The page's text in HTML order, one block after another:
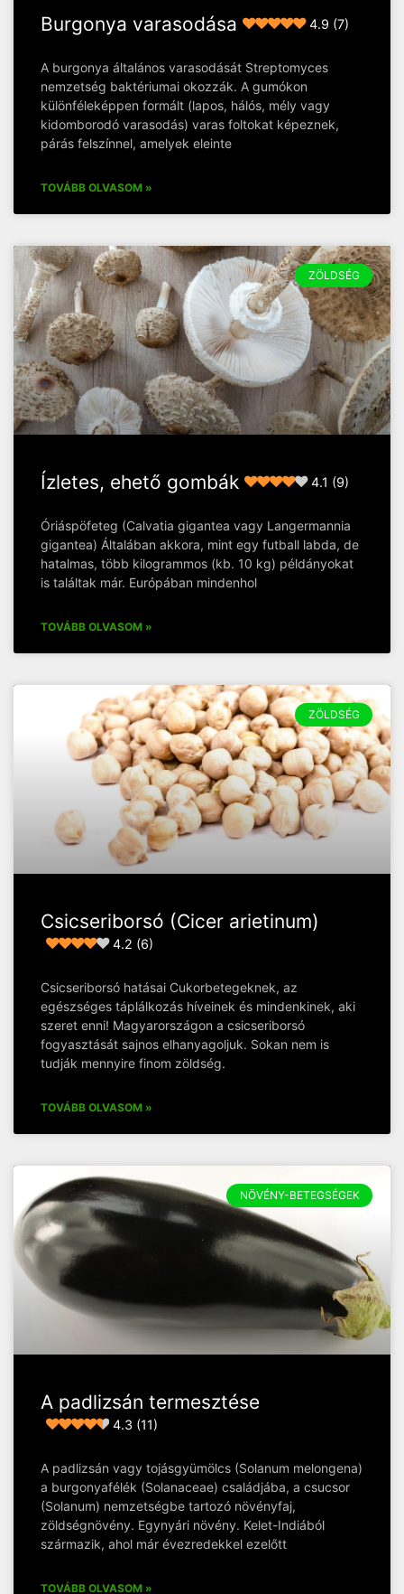
Burgonya varasodása 4.9 (7)
A burgonya általános varasodását Streptomyces
nemzetség baktériumai okozzák. A gumókon
különféleképpen formált (lapos, hálós, mély vagy
kidomborodó varasodás) varas foltokat képeznek,
párás felszínnel, amelyek eleinte
TOVÁBB OLVASOM »
ZÖLDSÉG
Ízletes, ehető gombák 4.1 (9)
Óriáspöfeteg (Calvatia gigantea vagy Langermannia
gigantea) Általában akkora, mint egy futball labda, de
hatalmas, több kilogrammos (kb. 10 kg) példányokat
is találtak már. Európában mindenhol
TOVÁBB OLVASOM »
ZÖLDSÉG
Csicseriborsó (Cicer arietinum)
4.2 (6)
Csicseriborsó hatásai Cukorbetegeknek, az
egészséges táplálkozás híveinek és mindenkinek, aki
szeret enni! Magyarországon a csicseriborsó
fogyasztását sajnos elhanyagoljuk. Sokan nem is
tudják mennyire finom zöldség.
TOVÁBB OLVASOM »
NÖVÉNY-BETEGSÉGEK
A padlizsán termesztése
4.3 (11)
A padlizsán vagy tojásgyümölcs (Solanum melongena)
a burgonyafélék (Solanaceae) családjába, a csucsor
(Solanum) nemzetségbe tartozó növényfaj,
zöldségnövény. Egynyári növény. Kelet-Indiából
származik, ahol már évezredekkel ezelőtt
TOVÁBB OLVASOM »